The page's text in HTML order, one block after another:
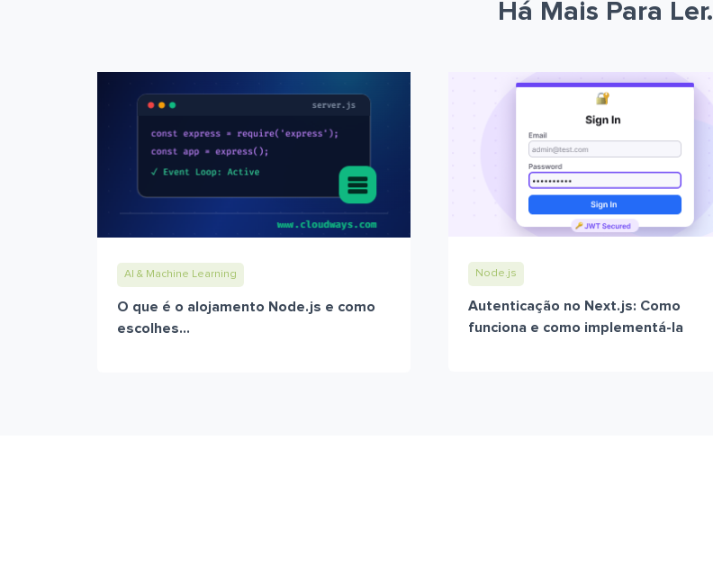
Há Mais Para Ler.
AI & Machine Learning
O que é o alojamento Node.js e como
escolhes...
Node.js
Autenticação no Next.js: Como
funciona e como implementá-la